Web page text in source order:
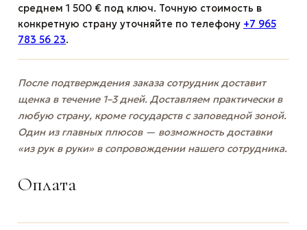
среднем 1 500 € под ключ. Точную стоимость в
конкретную страну уточняйте по телефону +7 965
783 56 23.
После подтверждения заказа сотрудник доставит
щенка в течение 1–3 дней. Доставляем практически в
любую страну, кроме государств с заповедной зоной.
Один из главных плюсов — возможность доставки
«из рук в руки» в сопровождении нашего сотрудника.
Оплата